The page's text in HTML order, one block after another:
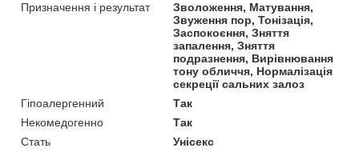
Призначення і результат
Зволоження, Матування,
Звуження пор, Тонізація,
Заспокоєння, Зняття
запалення, Зняття
подразнення, Вирівнювання
тону обличчя, Нормалізація
секреції сальних залоз
Гіпоалергенний
Так
Некомедогенно
Так
Стать
Унісекс